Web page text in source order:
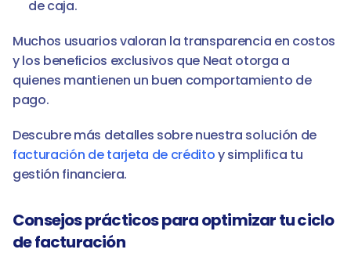
de caja.
Muchos usuarios valoran la transparencia en costos
y los beneficios exclusivos que Neat otorga a
quienes mantienen un buen comportamiento de
pago.
Descubre más detalles sobre nuestra solución de
facturación de tarjeta de crédito y simplifica tu
gestión financiera.
Consejos prácticos para optimizar tu ciclo
de facturación